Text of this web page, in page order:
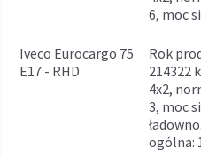
6, moc
Iveco Eurocargo 75
E17 - RHD
rok produkcji: 2005, przebieg:
214322
4x2,
3, moc
ogólna: